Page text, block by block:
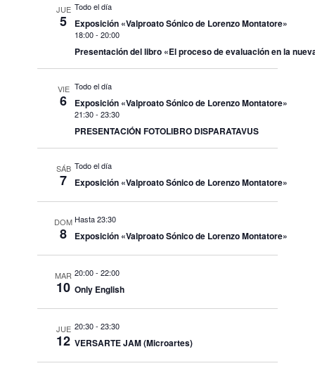
JUE
5
Todo el día
Exposición «Valproato Sónico de Lorenzo Montatore»
18:00-20:00
Presentación del libro «El proceso de evaluación en la
VIE
6
Todo el día
Exposición «Valproato Sónico de Lorenzo Montatore»
21:30-23:30
PRESENTACIÓN FOTOLIBRO DISPARATAVUS
SÁB
7
Todo el día
Exposición «Valproato Sónico de Lorenzo Montatore»
DOM
8
Hasta 23:30
Exposición «Valproato Sónico de Lorenzo Montatore»
MAR
10
20:00-22:00
Only English
JUE
12
20:30-23:30
VERSARTE JAM (Microartes)